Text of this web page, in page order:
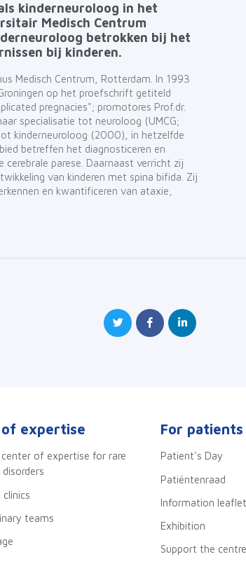
kinderneuroloog in het
Medisch Centrum
betrokken bij het
bij kinderen.
Medisch Centrum, Rotterdam. In 1993
op het proefschrift getiteld
pregnacies"; promotores Prof.dr.
specialisatie tot neuroloog (UMCG;
kinderneuroloog (2000), in hetzelfde
betreffen het diagnosticeren en
parese. Daarnaast verricht zij
van kinderen met spina bifida. Zij
en kwantificeren van ataxie,
expertise
of expertise for rare
teams
For patients
Patient's Day
Patiëntenraad
Information
Exhibition
Support the centre